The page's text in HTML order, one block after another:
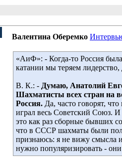
Валентина Оберемко
«AиФ»: - Когда-то Россия
катании мы теряем
В. К.: - Думаю, Анатолий
Шахматисты всех стран на
Россия. Да, часто говорят,
играл весь Советский Союз.
это как раз сборные бывших
что в СССР шахматы были
признаюсь: я не вижу смысла
нужно популяризировать -